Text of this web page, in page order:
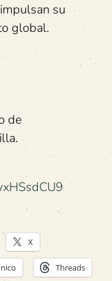
su
global.
de
X
Threads